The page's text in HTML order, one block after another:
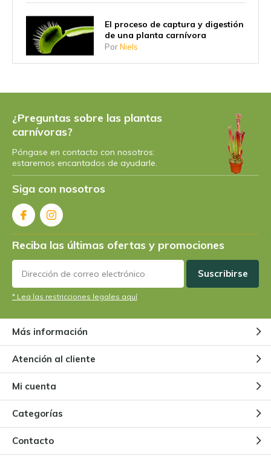
El proceso de captura y digestión
de una planta carnívora
PorNiels
¿Por qué las plantas carnívoras
Por Niels
¿Cuál es la planta carnívora más
grande?
vegetarianas?
PorNiels Cox
¿Cómo funciona una Venus
atrapamoscas?
¿Preguntas sobre las plantas
carnívoras?
Póngase en contacto con nosotros:
estaremos encantados de ayudarle.
Siga con nosotros
Reciba las últimas ofertas y promociones
Suscribirse
* Lea las restricciones legales aquí
Más información
Atención al cliente
Mi cuenta
Categorías
Contacto